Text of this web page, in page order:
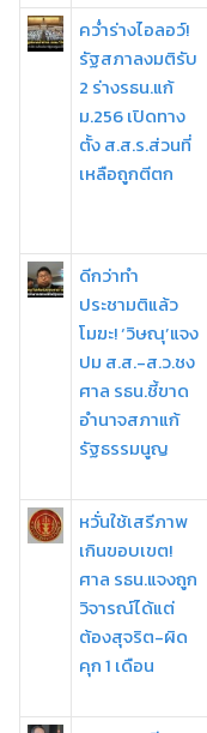
คว่ำร่างไอลอว์!
รัฐสภาลงมติรับ
2 ร่างรธน.แก้
ม.256 เปิดทาง
ตั้ง ส.ส.ร.ส่วนที่
เหลือถูกตีตก
ดีกว่าทำ
ประชามติแล้ว
โมฆะ! ‘วิษณุ’แจง
ปม ส.ส.-ส.ว.ชง
ศาล รธน.ชี้ขาด
อำนาจสภาแก้
รัฐธรรมนูญ
หวั่นใช้เสรีภาพ
เกินขอบเขต!
ศาล รธน.แจงถูก
วิจารณ์ได้แต่
ต้องสุจริต-ผิด
คุก 1 เดือน